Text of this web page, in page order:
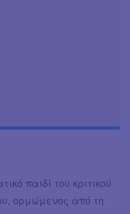
παιδί του κριτικού
ορμώμενος από τη